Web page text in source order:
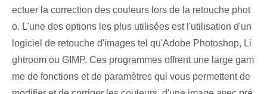
ectuer la correction des couleurs lors de la retouche phot
o. L'une des options les plus utilisées est l'utilisation d'un
logiciel de retouche d'images tel qu'Adobe Photoshop, Li
ghtroom ou GIMP. Ces programmes offrent une large gam
me de fonctions et de paramètres qui vous permettent de